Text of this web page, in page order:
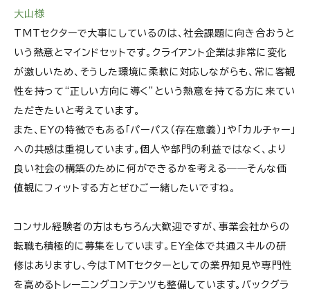
大山様
TMTセクターで大事にしているのは、社会課題に向き合おうと
いう熱意とマインドセットです。クライアント企業は非常に変化
が激しいため、そうした環境に柔軟に対応しながらも、常に客観
性を持って“正しい方向に導く”という熱意を持てる方に来てい
ただきたいと考えています。
また、EYの特徴でもある「パーパス（存在意義）」や「カルチャー」
への共感は重視しています。個人や部門の利益ではなく、より
良い社会の構築のために何ができるかを考える──そんな価
値観にフィットする方とぜひご一緒したいですね。
コンサル経験者の方はもちろん大歓迎ですが、事業会社からの
転職も積極的に募集をしています。EY全体で共通スキルの研
修はありますし、今はTMTセクターとしての業界知見や専門性
を高めるトレーニングコンテンツも整備しています。バックグラ